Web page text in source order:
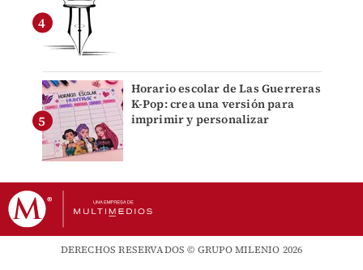
Horario escolar de Las Guerreras
K-Pop: crea una versión para
imprimir y personalizar
DERECHOS RESERVADOS © GRUPO MILENIO 2026